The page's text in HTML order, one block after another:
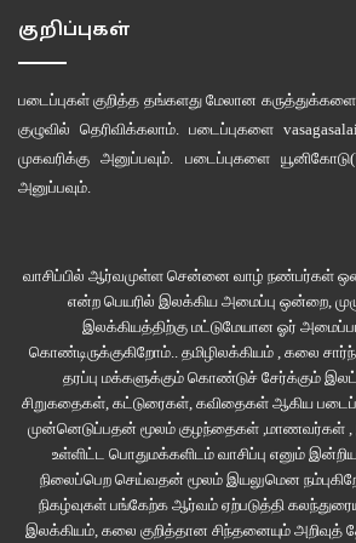
சொல்லிவிட்டு, பின்பு அந்நிகழ்வு முடிவு
அவ்வளவு சுவாரஸ்யமாகத் தோன்றாது. ஆனால்
விவரிப்பு முறையால் அந்த வழித்தடத்தில்
அனுபவம் கிட்டுகிறது. அது அந்நிகழ்வின்
நீண்ட சொற்றொடர்கள், இடைவிடாமல் நீளும்
விவரிப்புகளூம் ஒன்றோடு ஒன்று கலந்திருக்கும்
என்று வாசிப்பதற்கு சிரமமான எழுத்து நடையை
என்பதற்கு, ”நமது பாரம்பரியம் என்பது கதை
கேட்டு வளர்ந்த மரபு. என் கதைகள் எழுத்து
சொல்லிக்கேட்கும் ஓசை லயத்துடனும்,
அமைந்திருக்கின்றன. இதுதான் கீழை
தர்க்கத்தை வாசித்து உணர்ந்துகொள்ளும் ஐரோப்பிய
குறிப்புகள்
படைப்புகள் குறித்த தங்களது மேலான
குழுவில் தெரிவிக்கலாம். படைப்புகளை
முகவரிக்கு அனுப்பவும். படைப்புகளை
அனுப்பவும்.
வாசிப்பில் ஆர்வமுள்ள சென்னை வாழ் நண்பர்கள்
என்ற பெயரில் இலக்கிய அமைப்பு ஒன்றை,
இலக்கியத்திற்கு மட்டுமேயான ஓர்
கொண்டிருக்குகிறோம்.. தமிழிலக்கியம் , கலை
தரப்பு மக்களுக்கும் கொண்டுச் சேர்க்கும்
சிறுகதைகள், கட்டுரைகள், கவிதைகள் ஆகிய
முன்னெடுப்பதன் மூலம் குழந்தைகள் ,மாணவர்கள்
உள்ளிட்ட பொதுமக்களிடம் வாசிப்பு எனும்
நிலைப்பெற செய்வதன் மூலம் இயலுமென
நிகழ்வுகள் பங்கேற்க ஆர்வம் ஏற்படுத்தி
இலக்கியம், கலை குறித்தான சிந்தனையும் அறிவுத்